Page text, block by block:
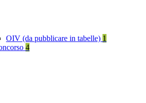
OIV (da pubblicare in tabelle) 1
4